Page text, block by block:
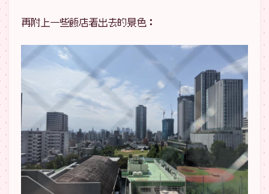
再附上一些飯店看出去的景色：